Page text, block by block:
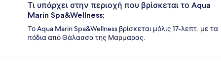
Τι υπάρχει στην περιοχή που βρίσκεται το Aqua
Marin Spa&Wellness;
Το Aqua Marin Spa&Wellness βρίσκεται μόλις 17-λεπτ. με τα
πόδια από Θάλασσα της Μαρμάρας.